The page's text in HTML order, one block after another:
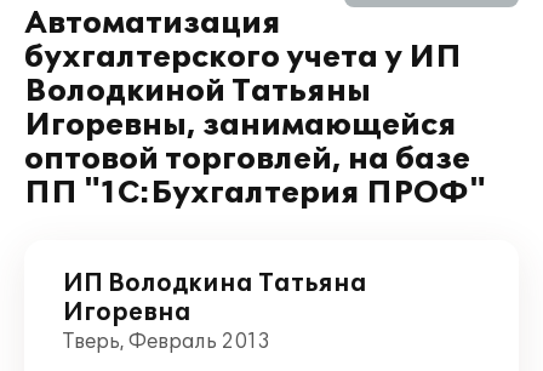
Автоматизация
бухгалтерского учета у ИП
Володкиной Татьяны
Игоревны, занимающейся
оптовой торговлей, на базе
ПП "1С:Бухгалтерия ПРОФ"
ИП Володкина Татьяна
Игоревна
Тверь, Февраль 2013